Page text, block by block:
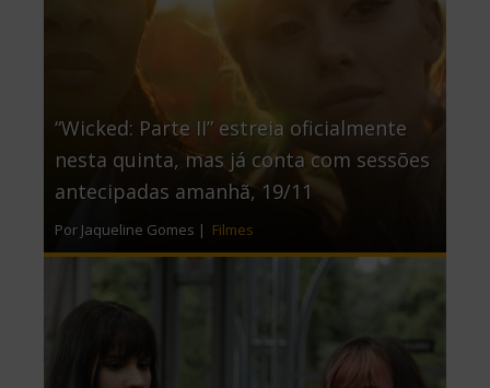
“Wicked: Parte II” estreia oficialmente
nesta quinta, mas já conta com sessões
antecipadas amanhã, 19/11
Por Jaqueline Gomes | Filmes